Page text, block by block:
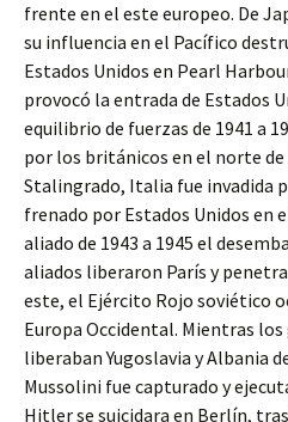
frente en el este europeo. De
su influencia en el Pacífico
Estados Unidos en Pearl
provocó la entrada de Estados
equilibrio de fuerzas de 1941 a
por los británicos en el norte de
Stalingrado, Italia fue invadida
frenado por Estados Unidos en
aliado de 1943 a 1945 el
aliados liberaron París y
este, el Ejército Rojo soviético
Europa Occidental. Mientras
liberaban Yugoslavia y Albania
Mussolini fue capturado y
Hitler se suicidara en Berlín,